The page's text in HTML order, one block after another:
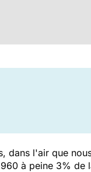
dans l'air que
à peine 3%